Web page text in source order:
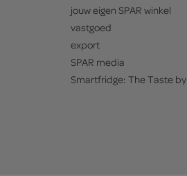
jouw eigen SPAR winkel
vastgoed
export
SPAR media
Smartfridge: The Taste by